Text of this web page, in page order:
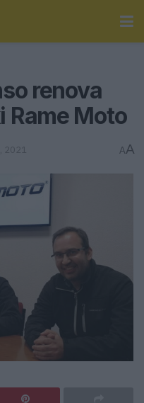
renova
Rame Moto
2021 AA